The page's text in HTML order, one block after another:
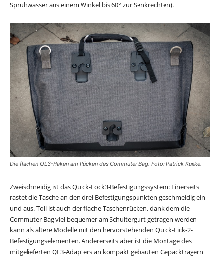
Sprühwasser aus einem Winkel bis 60° zur Senkrechten).
Die flachen QL3-Haken am Rücken des Commuter Bag. Foto: Patrick Kunke.
Zweischneidig ist das Quick-Lock3-Befestigungssystem: Einerseits
rastet die Tasche an den drei Befestigungspunkten geschmeidig ein
und aus. Toll ist auch der flache Taschenrücken, dank dem die
Commuter Bag viel bequemer am Schultergurt getragen werden
kann als ältere Modelle mit den hervorstehenden Quick-Lick-2-
Befestigungselementen. Andererseits aber ist die Montage des
mitgelieferten QL3-Adapters an kompakt gebauten Gepäckträgern